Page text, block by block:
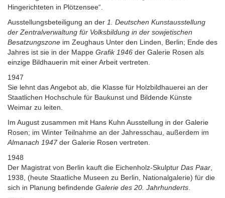
Hingerichteten in Plötzensee“.
Ausstellungsbeteiligung an der 1. Deutschen Kunstausstellung
der Zentralverwaltung für Volksbildung in der sowjetischen
Besatzungszone im Zeughaus Unter den Linden, Berlin; Ende des
Jahres ist sie in der Mappe Grafik 1946 der Galerie Rosen als
einzige Bildhauerin mit einer Arbeit vertreten.
1947
Sie lehnt das Angebot ab, die Klasse für Holzbildhauerei an der
Staatlichen Hochschule für Baukunst und Bildende Künste
Weimar zu leiten.
Im August zusammen mit Hans Kuhn Ausstellung in der Galerie
Rosen; im Winter Teilnahme an der Jahresschau, außerdem im
Almanach 1947der Galerie Rosen vertreten.
1948
Der Magistrat von Berlin kauft die Eichenholz-Skulptur Das Paar
1938, (heute Staatliche Museen zu Berlin, Nationalgalerie) für die
sich in Planung befindende Galerie des 20. Jahrhunderts